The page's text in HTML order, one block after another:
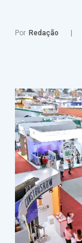
Por Redação